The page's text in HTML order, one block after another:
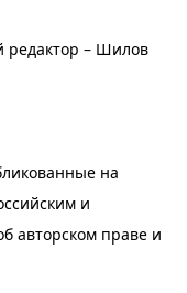
редактор – Шилов
на
и
авторском праве и